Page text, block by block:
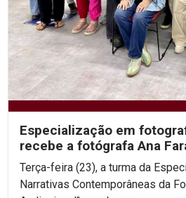
Especialização em
recebe a fotógrafa Ana
Terça-feira (23), a turma da
Narrativas Contemporâneas da